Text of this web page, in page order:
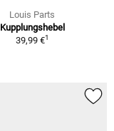
Louis Parts
Kupplungshebel
39,99 €1